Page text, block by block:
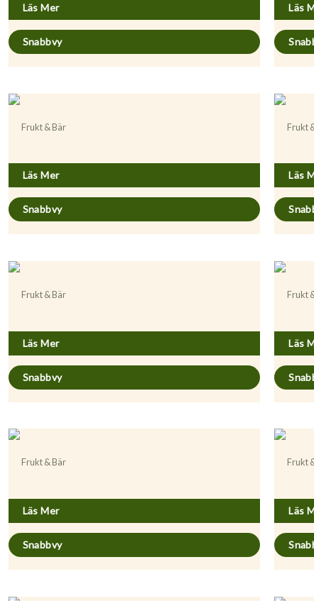
Läs Mer
Snabbvy
Läs
Frukt & Bär
Läs Mer
Snabbvy
Frukt
Läs
Frukt & Bär
Läs Mer
Snabbvy
Frukt
Läs
Frukt & Bär
Läs Mer
Snabbvy
Frukt
Läs